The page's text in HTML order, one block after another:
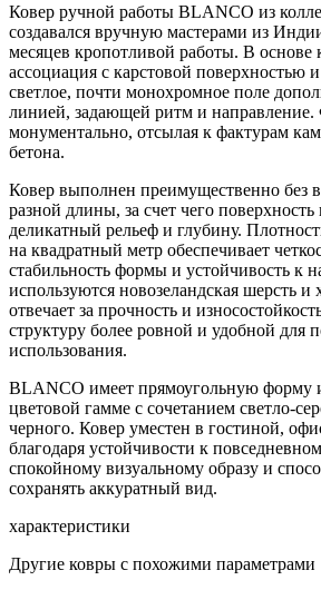
Ковер ручной работы BLANCO из
создавался вручную мастерами из
месяцев кропотливой работы. В
ассоциация с карстовой поверхностью
светлое, почти монохромное поле
линией, задающей ритм и
монументально, отсылая к фактурам
бетона.
Ковер выполнен преимущественно без
разной длины, за счет чего поверхность
деликатный рельеф и глубину.
на квадратный метр обеспечивает
стабильность формы и устойчивость к
используются новозеландская шерсть и
отвечает за прочность и
структуру более ровной и удобной для
использования.
BLANCO имеет прямоугольную форму
цветовой гамме с сочетанием светло-
черного. Ковер уместен в гостиной,
благодаря устойчивости к
спокойному визуальному образу и
сохранять аккуратный вид.
характеристики
Другие ковры с похожими параметрами